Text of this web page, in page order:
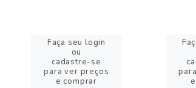
Faça seu login
ou
cadastre-se
para ver preços
e comprar